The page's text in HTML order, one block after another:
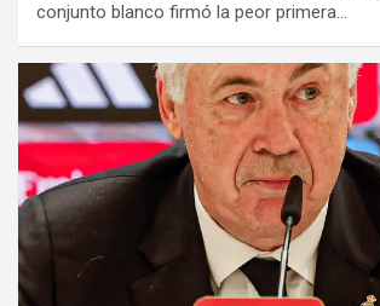
conjunto blanco firmó la peor primera…